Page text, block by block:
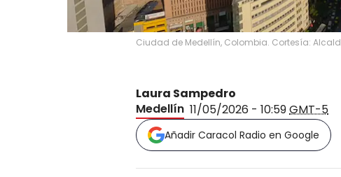
Ciudad de Medellín, Colombia. Cortesía:
Laura Sampedro
Medellín 11/05/2026 - 10:59GMT-5
Añadir Caracol Radio en Google